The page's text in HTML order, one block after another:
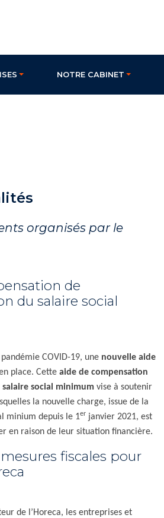
NOTRE CABINET
organisés par le
de
du salaire social
COVID-19, une nouvelle aide
place. Cette aide de compensation
social minimumvise à soutenir
la nouvelle charge, issue de la
minium depuis le 1er janvier 2021, est
en raison de leur situation financière.
fiscales pour
de l’Horeca, les entreprises et